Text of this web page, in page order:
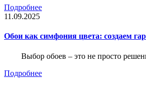
Подробнее
11.09.2025
Обои как симфония цвета: создаем
Выбор обоев – это не просто
Подробнее